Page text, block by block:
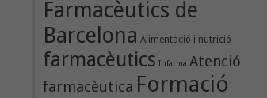
Farmacèutics de
Barcelona Alimentació i nutrició
farmacèutics Infarma Atenció
farmacèutica Formació